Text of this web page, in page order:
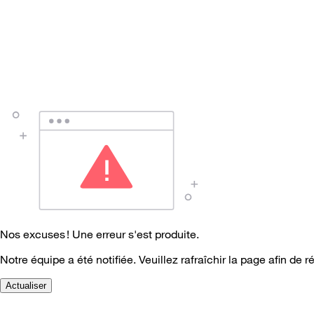
Nos excuses ! Une erreur s'est produite.
Notre équipe a été notifiée. Veuillez rafraîchir la page afin de
Actualiser